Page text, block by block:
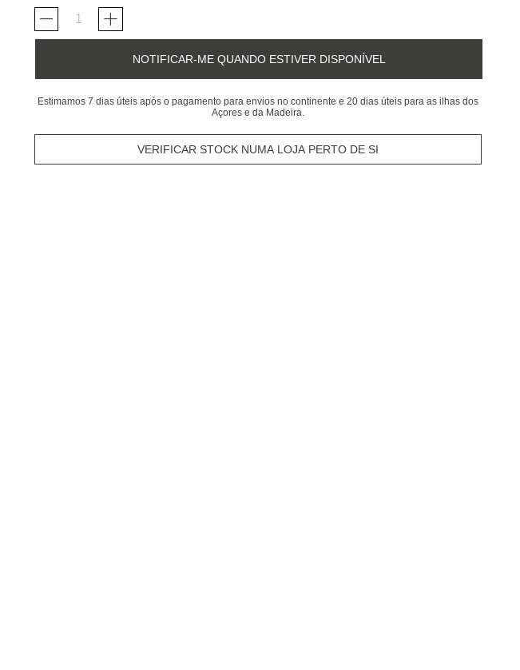
NOTIFICAR-ME QUANDO ESTIVER DISPONÍVEL
Estimamos 7 dias úteis após o pagamento para envios no continente e 20 dias úteis para as ilhas dos
Açores e da Madeira.
VERIFICAR STOCK NUMA LOJA PERTO DE SI